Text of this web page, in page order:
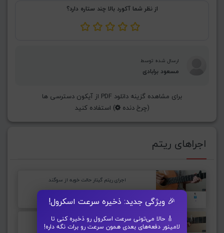
🎉 ویژگی جدید: ذخیره سرعت اسکرول!
🎸 حالا می‌تونی سرعت اسکرول رو ذخیره کنی تا
لامینور دفعه‌های بعدی همون سرعت رو برات نگه داره!
از نظر شما آکورد بالا چند ستاره دارد؟
ارسال شده توسط
مسعود برابادی
برای مشاهده گزینه دانلود PDF از آیکون دسترسی ها
(چرخ دنده ) استفاده کنید
اجراهای ریتم
اجرای ریتم گیتار حالت خوبه از سوگند
اجرای ریتم گیتار علامت سوال از شادمهر عقیلی